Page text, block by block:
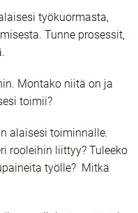
työkuormasta,
Tunne prosessit,
Montako niitä on ja
toimii?
alaisesi toiminnalle.
rooleihin liittyy? Tuleeko
työlle? Mitkä